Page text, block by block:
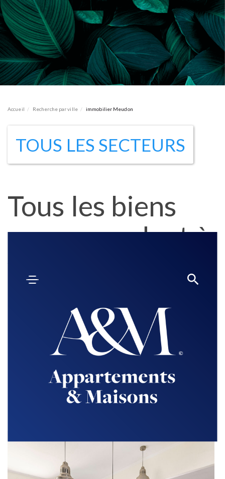
Accueil Recherche par ville immobilier Meudon
TOUS LES SECTEURS
Tous les biens
correspondant à
vos critères
budget
Par liste Par carte